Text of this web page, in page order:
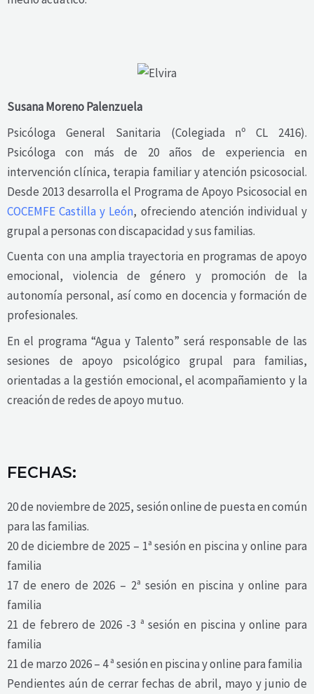
Susana Moreno Palenzuela
Psicóloga General Sanitaria (Colegiada nº CL 2416).
Psicóloga con más de 20 años de experiencia en
intervención clínica, terapia familiar y atención psicosocial.
Desde 2013 desarrolla el Programa de Apoyo Psicosocial en
COCEMFE Castilla y León, ofreciendo atención individual y
grupal a personas con discapacidad y sus familias.
Cuenta con una amplia trayectoria en programas de apoyo
emocional, violencia de género y promoción de la
autonomía personal, así como en docencia y formación de
profesionales.
En el programa “Agua y Talento” será responsable de las
sesiones de apoyo psicológico grupal para familias,
orientadas a la gestión emocional, el acompañamiento y la
creación de redes de apoyo mutuo.
FECHAS:
20 de noviembre de 2025, sesión online de puesta en común
para las familias.
20 de diciembre de 2025 – 1ª sesión en piscina y online para
familia
17 de enero de 2026 – 2ª sesión en piscina y online para
familia
21 de febrero de 2026 -3 ªsesión en piscina y online para
familia
21 de marzo 2026 – 4ªsesiónen piscina y online para familia
Pendientes aún de cerrar fechas de abril, mayo y junio de